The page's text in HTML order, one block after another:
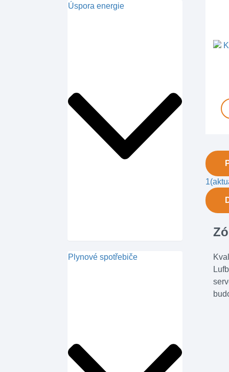
Úspora energie
Plynové spotřebiče
1